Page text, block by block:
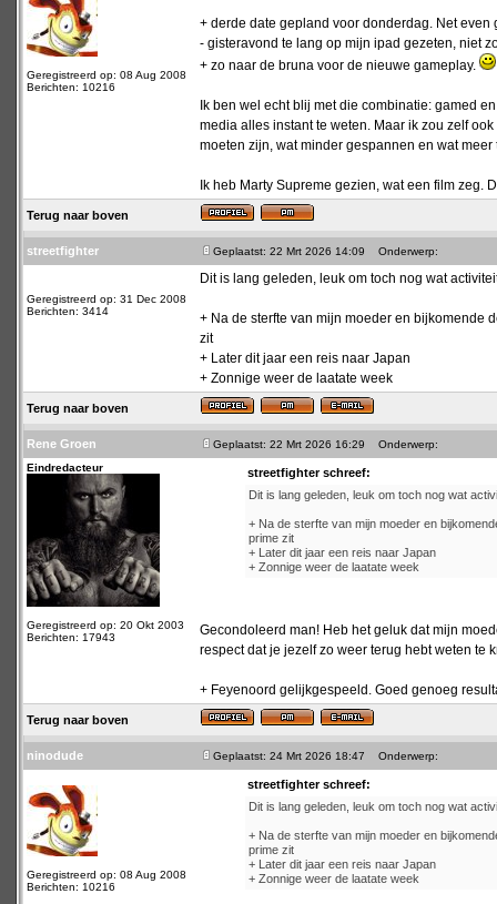
Geregistreerd op: 08 Aug 2008
Berichten: 10216
+ derde date gepland voor donderdag. Net
- gisteravond te lang op mijn ipad gezeten, niet
+ zo naar de bruna voor de nieuwe gameplay.
Ik ben wel echt blij met die combinatie: gamed
media alles instant te weten. Maar ik zou zelf
moeten zijn, wat minder gespannen en wat
Ik heb Marty Supreme gezien, wat een film zeg.
Terug naar boven
streetfighter Geplaatst: 22 Mrt 2026 14:09 Onderwerp:
Geregistreerd op: 31 Dec 2008
Berichten: 3414
Dit is lang geleden, leuk om toch nog wat
+ Na de sterfte van mijn moeder en bijkomende
zit
+ Later dit jaar een reis naar Japan
+ Zonnige weer de laatate week
Terug naar boven
Rene Groen Geplaatst: 22 Mrt 2026 16:29
Onderwerp:
Eindredacteur
Geregistreerd op: 20 Okt 2003
Berichten: 17943
streetfighter schreef:
Dit is lang geleden, leuk om toch nog wat
+ Na de sterfte van mijn moeder en
prime zit
+ Later dit jaar een reis naar Japan
+ Zonnige weer de laatate week
Gecondoleerd man! Heb het geluk dat mijn
respect dat je jezelf zo weer terug hebt weten te
+ Feyenoord gelijkgespeeld. Goed genoeg
Terug naar boven
ninodude Geplaatst: 24 Mrt 2026 18:47 Onderwerp:
Geregistreerd op: 08 Aug 2008
Berichten: 10216
streetfighter schreef:
Dit is lang geleden, leuk om toch nog wat
+ Na de sterfte van mijn moeder en
prime zit
+ Later dit jaar een reis naar Japan
+ Zonnige weer de laatate week